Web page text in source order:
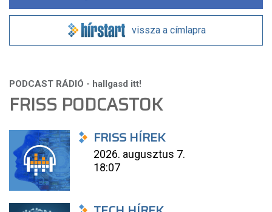
vissza a címlapra
FRISS PODCASTOK
FRISS HÍREK
2026. augusztus 7.
18:07